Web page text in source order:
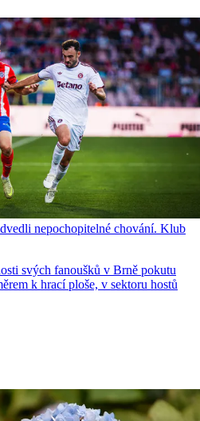
nepochopitelné chování. Klub
svých fanoušků v Brně pokutu
k hrací ploše, v sektoru hostů